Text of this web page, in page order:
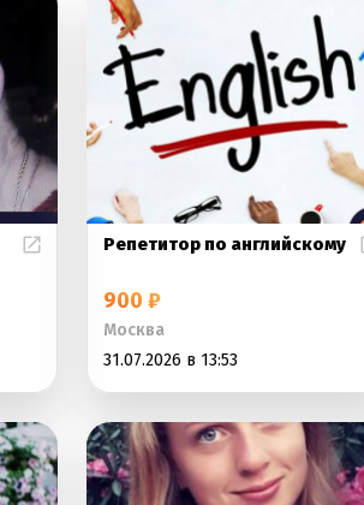
Репетитор по английскому
900 ₽
Москва
31.07.2026 в 13:53